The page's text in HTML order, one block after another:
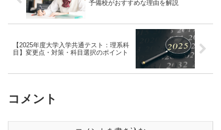
予備校がおすすめな理由を解説
【2025年度大学入学共通テスト：理系科
目】変更点・対策・科目選択のポイント
コメント